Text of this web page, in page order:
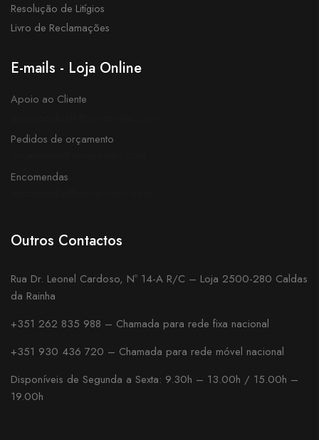
Resolução de Litígios
Livro de Reclamações
E-mails - Loja Online
Apoio ao Cliente
Pedidos de orçamento
Encomendas
Outros Contactos
Rua Dr. Leonel Cardoso, Nº 14-A R/C – Loja 2500-280 Caldas
da Rainha
+351 262 835 988 – Chamada para rede fixa nacional
+351 930 436 720 – Chamada para rede móvel nacional
Disponíveis de Segunda a Sexta: 9.30h – 13.00h / 15.00h –
19.00h